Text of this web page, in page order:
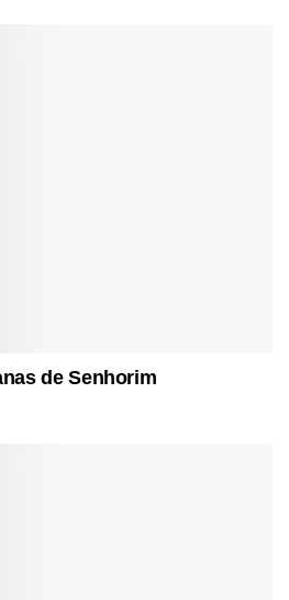
de Senhorim